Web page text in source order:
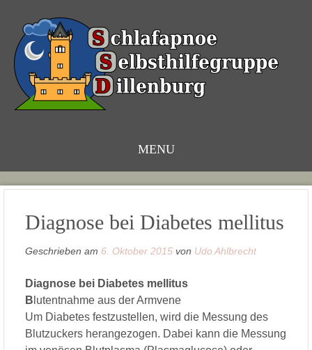
MENU
Diagnose bei Diabetes mellitus
Geschrieben am 6. Oktober 2015 von Udo Ahlbrecht
Diagnose bei Diabetes mellitus
B lutentnahme aus der Armvene
Um Diabetes festzustellen, wird die Messung des
Blutzuckers herangezogen. Dabei kann die Messung